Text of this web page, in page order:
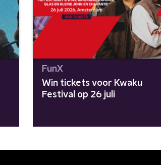
FunX
Win tickets voor Kwaku
Festival op 26 juli